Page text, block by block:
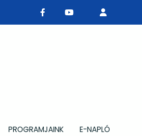
PROGRAMJAINK
E-NAPLÓ